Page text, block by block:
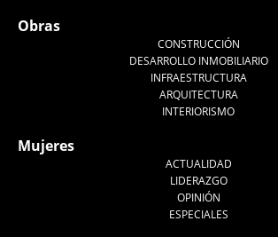
Obras
CONSTRUCCIÓN
DESARROLLO INMOBILIARIO
INFRAESTRUCTURA
ARQUITECTURA
INTERIORISMO
Mujeres
ACTUALIDAD
LIDERAZGO
OPINIÓN
ESPECIALES